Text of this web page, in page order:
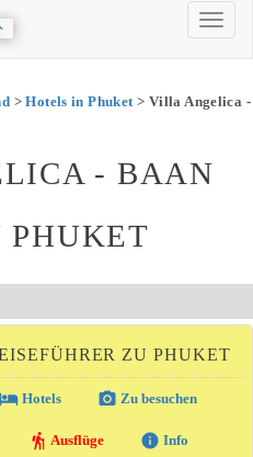
>Hotels in Phuket> Villa Angelica -
- BAAN
ZU PHUKET
local_hotelHotels photo_camera Zu besuchen
hiking Ausflüge info Info